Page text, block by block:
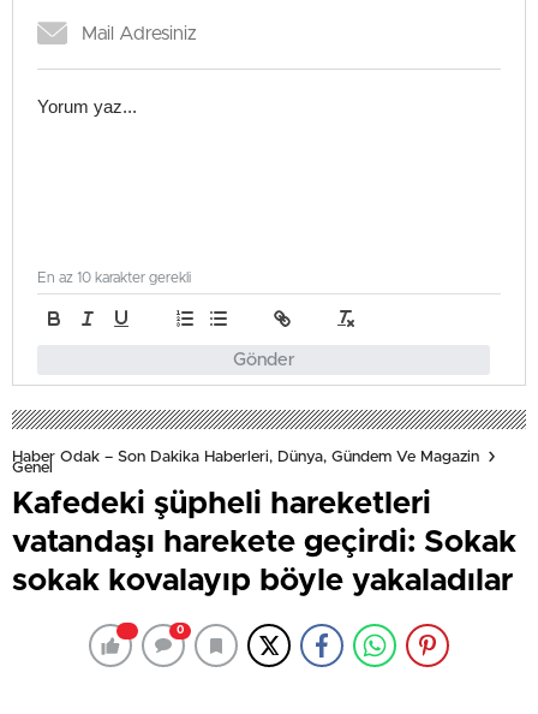
Gönder
En az 10 karakter gerekli
Haber Odak – Son Dakika Haberleri, Dünya, Gündem Ve Magazin
Genel
Kafedeki şüpheli hareketleri
vatandaşı harekete geçirdi: Sokak
sokak kovalayıp böyle yakaladılar
0